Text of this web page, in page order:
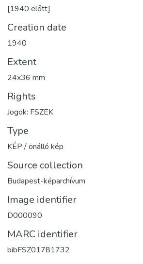
[1940 előtt]
Creation date
1940
Extent
24x36 mm
Rights
Jogok: FSZEK
Type
KÉP / önálló kép
Source collection
Budapest-képarchívum
Image identifier
D000090
MARC identifier
bibFSZ01781732